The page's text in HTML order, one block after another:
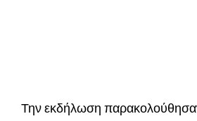
Την εκδήλωση